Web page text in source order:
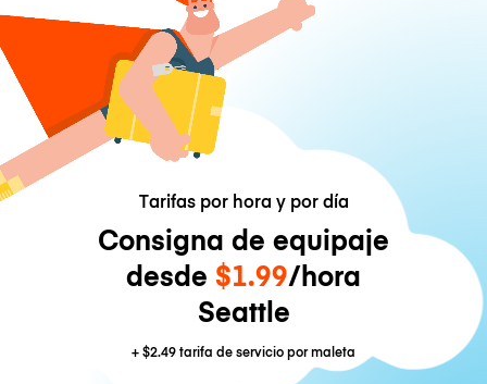
Tarifas por hora y por día
Consigna de equipaje
desde $1.99/hora
Seattle
+$2.49tarifa de servicio por maleta